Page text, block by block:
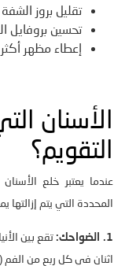
تقليل بروز
تحسين بروفايل
إعطاء مظهر أكثر
الأسنان
التقويم؟
عندما يعتبر خلع
المحددة التي يتم إزالتها
1. الضواحك:
تقع بين
اثنان في كل ربع من الفم